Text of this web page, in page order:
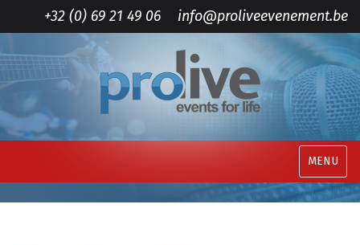
+32 (0) 69 21 49 06 info@proliveevenement.be
MENU